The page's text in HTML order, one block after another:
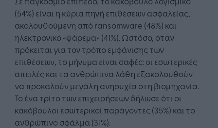
(54%) είναι η κύρια πηγή επιθέσεων ασφαλείας,
ακολουθούμενη από ransomware (48%) και
ηλεκτρονικό «ψάρεμα» (41%). Ωστόσο, όταν
πρόκειται για τον τρόπο εμφάνισης των
επιθέσεων, το μήνυμα είναι σαφές: οι εσωτερικές
απειλές και τα ανθρώπινα λάθη εξακολουθούν
να προκαλούν μεγάλη ανησυχία στη βιομηχανία.
Το ένα τρίτο των επιχειρήσεων δήλωσε ότι οι
κακόβουλοι εσωτερικοί παράγοντες (35%) και το
ανθρώπινο σφάλμα (31%).